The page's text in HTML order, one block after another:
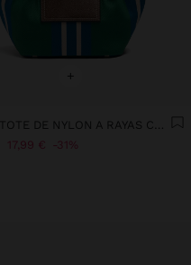
+
BOLSO TOTE DE NYLON A RAYAS CON SOLAPA
17,99 € 31%